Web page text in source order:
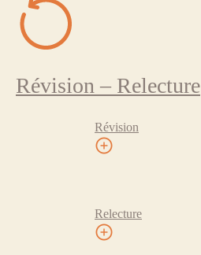
Révision – Relecture
Révision
Relecture